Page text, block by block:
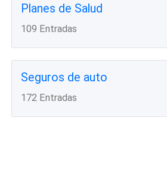
Planes de Salud
109 Entradas
Seguros de auto
172 Entradas